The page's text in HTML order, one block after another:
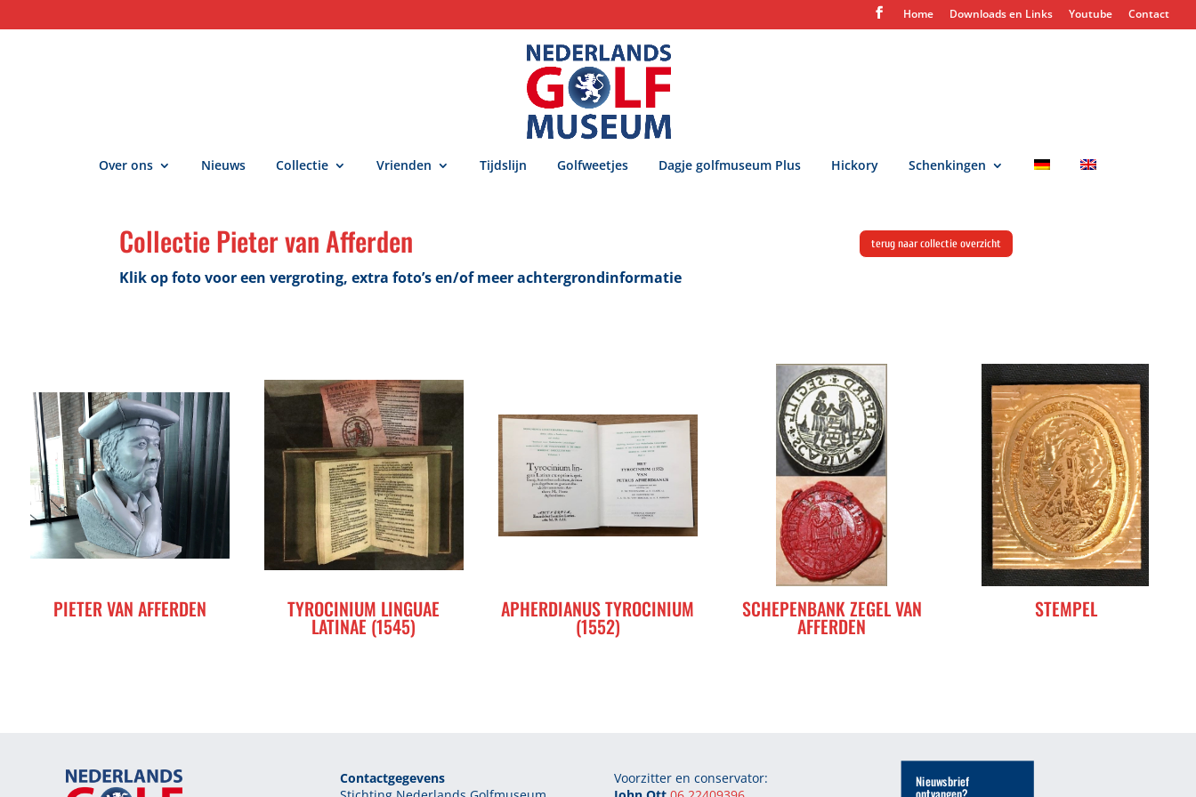
Home Downloads en Links Youtube Contact
Over ons Nieuws Collectie Vrienden Tijdslijn Golfweetjes Dagje golfmuseum Plus Hickory Schenkingen
Collectie Pieter van Afferden
Klik op foto voor een vergroting, extra foto’s en/of meer achtergrondinformatie
terug naar collectie overzicht
PIETER VAN AFFERDEN TYROCINIUM LINGUAE
LATINAE (1545)
APHERDIANUS TYROCINIUM
(1552)
SCHEPENBANK ZEGEL VAN
AFFERDEN
STEMPEL
Contactgegevens
Voorzitter en conservator:
Nieuwsbrief
ontvangen?